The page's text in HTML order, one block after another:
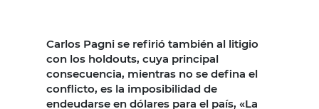
Carlos Pagni se refirió también al litigio
con los holdouts, cuya principal
consecuencia, mientras no se defina el
conflicto, es la imposibilidad de
endeudarse en dólares para el país, «La